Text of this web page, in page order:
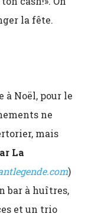
la fête.
à Noël, pour le
ne
mais
La
)
bar à huîtres,
et un trio